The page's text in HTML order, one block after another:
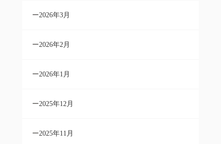
2026年3月
2026年2月
2026年1月
2025年12月
2025年11月